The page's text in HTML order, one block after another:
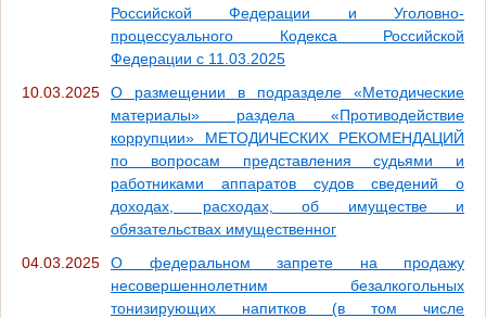
Российской Федерации и Уголовно-
процессуального Кодекса Российской
Федерации с 11.03.2025
10.03.2025
О размещении в подразделе «Методические
материалы» раздела «Противодействие
коррупции» МЕТОДИЧЕСКИХ РЕКОМЕНДАЦИЙ
по вопросам представления судьями и
работниками аппаратов судов сведений о
доходах, расходах, об имуществе и
обязательствах имущественног
04.03.2025
О федеральном запрете на продажу
несовершеннолетним безалкогольных
тонизирующих напитков (в том числе